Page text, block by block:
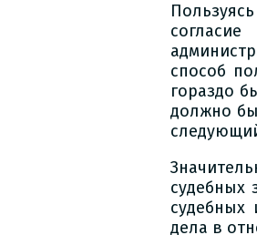
способ
гораздо
должно
судебных
судебных
дела в